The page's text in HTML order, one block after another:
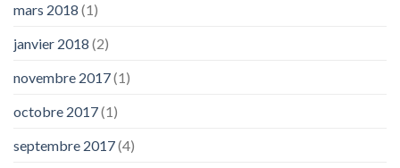
mars 2018 (1)
janvier 2018 (2)
novembre 2017(1)
octobre 2017(1)
septembre 2017(4)